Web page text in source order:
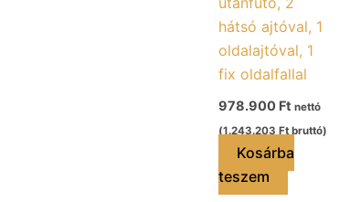
hátsó ajtóval, 1
oldalajtóval, 1
fix oldalfallal
978.900 Ft nettó
(1.243.203 Ft bruttó)
Kosárba
teszem